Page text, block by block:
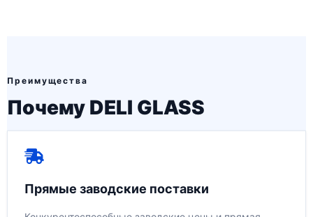
Преимущества
Почему DELI GLASS
Прямые заводские поставки